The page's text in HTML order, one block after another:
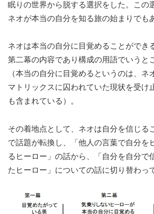
眠りの世界から脱する選択をした。この
ネオが本当の自分を知る旅の始まりでも
ネオは本当の自分に目覚めることがで
第二幕の内容であり構成の用語でいうと
（本当の自分に目覚めるというのは、ネ
マトリックスに囚われていた現状を受け
も含まれている）。
その着地点として、ネオは自分を信じる
で話題が転換し、「他人の言葉で自分を
るヒーロー」の話から、「自分を自分で
たヒーロー」についての話に切り替わっ